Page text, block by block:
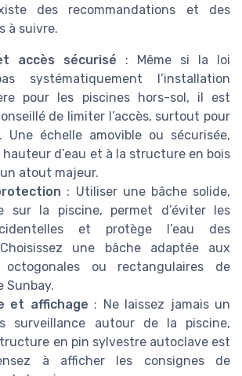
des recommandations et des
à suivre.
accès sécurisé : Même si la loi
systématiquement l’installation
pour les piscines hors-sol, il est
de limiter l’accès, surtout pour
Une échelle amovible ou sécurisée,
hauteur d’eau et à la structure en bois
atout majeur.
: Utiliser une bâche solide,
sur la piscine, permet d’éviter les
et protège l’eau des
une bâche adaptée aux
octogonales ou rectangulaires de
Sunbay.
et affichage : Ne laissez jamais un
surveillance autour de la piscine,
en pin sylvestre autoclave est
à afficher les consignes de